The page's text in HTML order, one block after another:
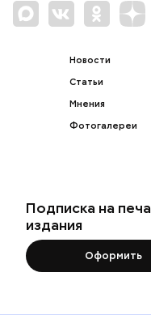
Новости
Статьи
Мнения
Фотогалереи
Подписка на
издания
Оформить